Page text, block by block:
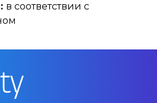
в соответствии с